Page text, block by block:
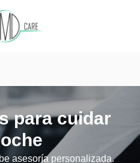
para cuidar
asesoría personalizada.